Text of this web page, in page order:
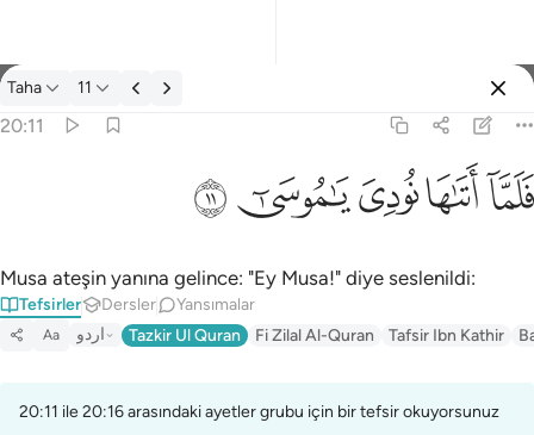
Tefsir: Taha 20:11
Taha 11
20:11
فَلَمَّآ أَتَىٰهَا نُودِىَ يَـٰمُوسَىٰٓ ١١
ﲵﲶﲷﲸﲹ
Musa ateşin yanına gelince: "Ey Musa!" diye seslenildi:
Tefsirler Dersler Yansımalar
Aa اردو Tazkir Ul Quran Fi Zilal Al-Quran Tafsir Ibn Kathir
20:11 ile 20:16 arasındaki ayetler grubu için bir tefsir okuyorsunuz